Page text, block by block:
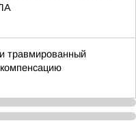
травмированный